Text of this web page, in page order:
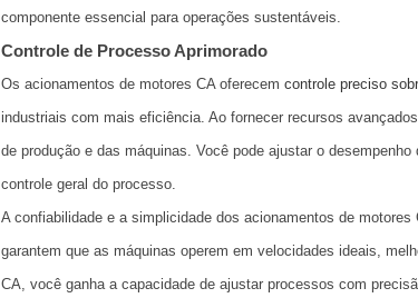
componente essencial para operações sustentáveis.
Controle de Processo Aprimorado
Os acionamentos de motores CA oferecem controle preciso
industriais com mais eficiência. Ao fornecer recursos
de produção e das máquinas. Você pode ajustar o
controle geral do processo.
A confiabilidade e a simplicidade dos acionamentos de
garantem que as máquinas operem em velocidades ideais,
CA, você ganha a capacidade de ajustar processos com